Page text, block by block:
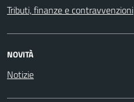
Tributi, finanze e contravvenzioni
NOVITÀ
Notizie